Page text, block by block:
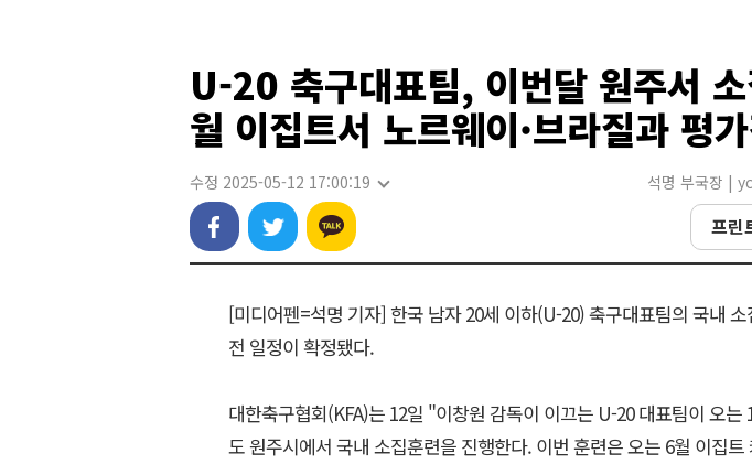
U-20 축구대표팀, 이번달 원주서
월 이집트서 노르웨이·브라질과 평
수정 2025-05-12 17:00:19 석명 부국장 |
프린
[미디어펜=석명 기자] 한국 남자 20세 이하(U-20) 축구대표팀의 국내
전 일정이 확정됐다.
대한축구협회(KFA)는 12일 "이창원 감독이 이끄는 U-20 대표팀이 오는
도 원주시에서 국내 소집훈련을 진행한다. 이번 훈련은 오는 6월 이집